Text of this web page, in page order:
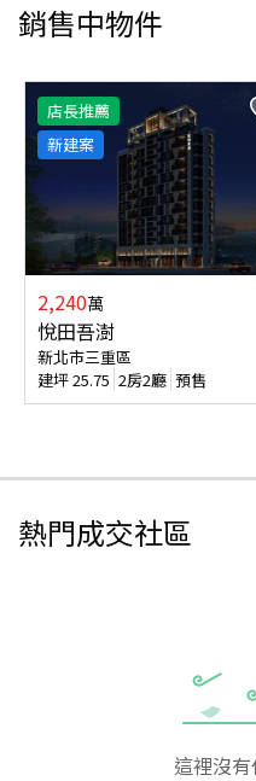
銷售中物件
店長推薦
新建案
2,240萬
悅田吾澍
新北市三重區
建坪25.75 2房2廳 預售
熱門成交社區
這裡沒有